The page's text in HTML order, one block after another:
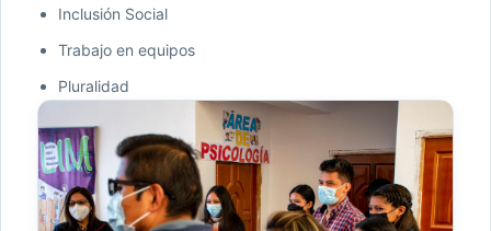
Inclusión Social
Trabajo en equipos
Pluralidad